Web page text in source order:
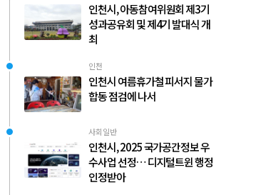
인천시, 아동참여위원회 제3기
성과공유회 및 제4기 발대식 개
최
인천
인천시 여름휴가철 피서지 물가
합동 점검에 나서
사회일반
인천시, 2025 국가공간정보 우
수사업 선정… 디지털트윈 행정
인정받아